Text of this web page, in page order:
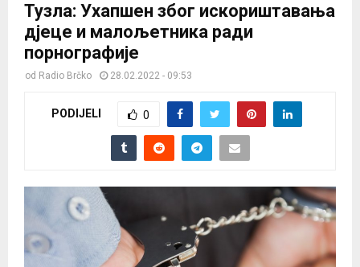
Тузла: Ухапшен због искориштавања
дјеце и малољетника ради
порнографије
od Radio Brčko 28.02.2022 - 09:53
PODIJELI 0